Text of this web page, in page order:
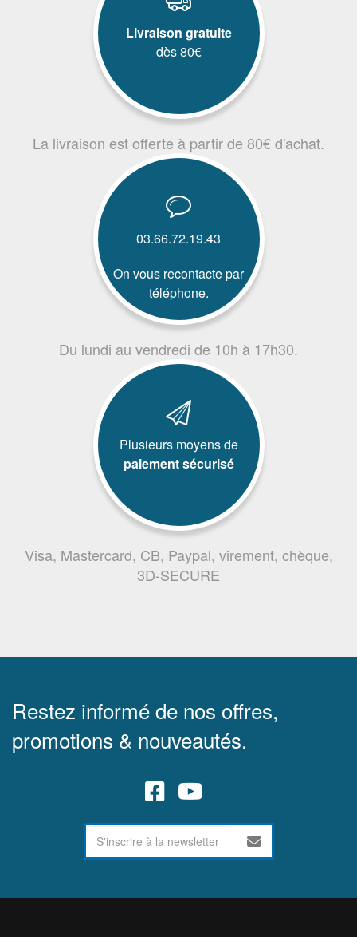
Livraison gratuite
dès 80€
La livraison est offerte à partir de 80€ d'achat.
03.66.72.19.43
On vous recontacte par
téléphone.
Du lundi au vendredi de 10h à 17h30.
Plusieurs moyens de
paiement sécurisé
Visa, Mastercard, CB, Paypal, virement, chèque,
3D-SECURE
Restez informé de nos offres,
promotions & nouveautés.